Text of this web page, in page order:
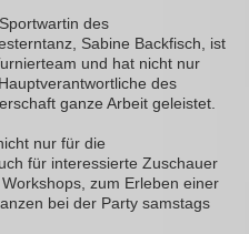
des
Sabine Backfisch, ist
und hat nicht nur
des
ganze Arbeit geleistet.
nur für die
für interessierte Zuschauer
zum Erleben einer
bei der Party samstags